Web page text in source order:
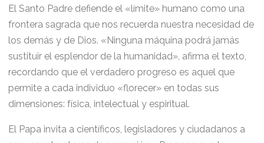
El Santo Padre defiende el «límite» humano como una
frontera sagrada que nos recuerda nuestra necesidad de
los demás y de Dios. «Ninguna máquina podrá jamás
sustituir el esplendor de la humanidad», afirma el texto,
recordando que el verdadero progreso es aquel que
permite a cada individuo «florecer» en todas sus
dimensiones: física, intelectual y espiritual.
El Papa invita a científicos, legisladores y ciudadanos a